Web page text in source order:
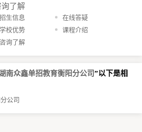
询了解
招生信息
在线答疑
学校优势
课程介绍
咨询了解
南众鑫单招教育衡阳分公司 ”以下是相
公司